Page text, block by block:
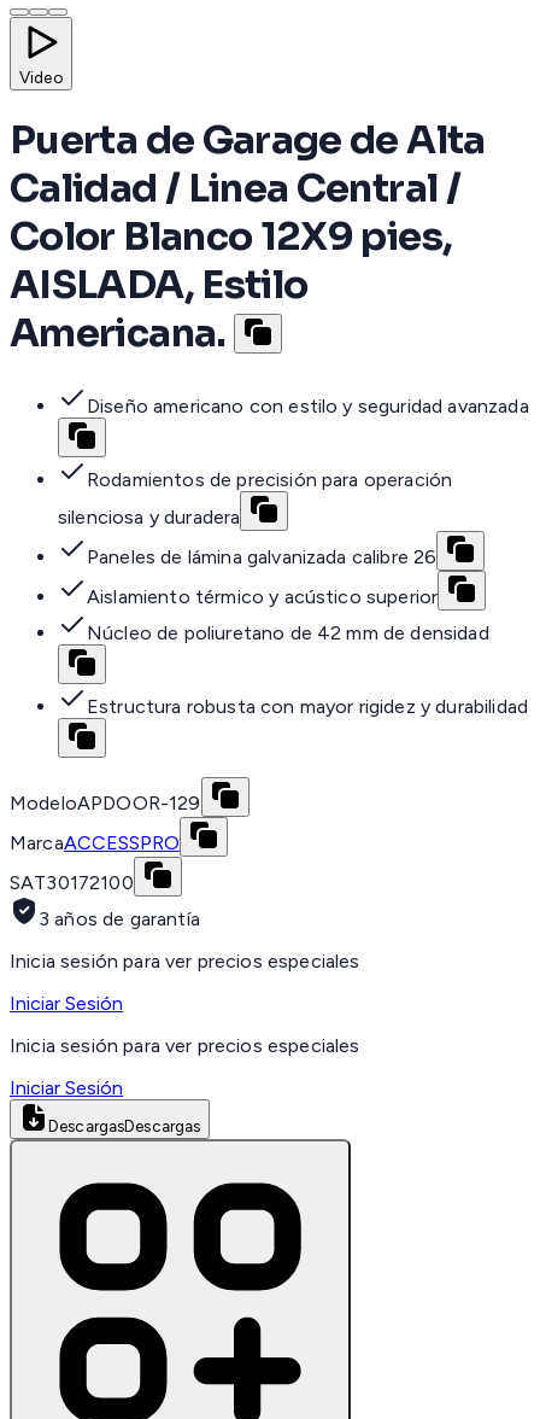
Video
Puerta de Garage de Alta
Calidad / Linea Central /
Color Blanco 12X9 pies,
AISLADA, Estilo
Americana.
Diseño americano con estilo y seguridad avanzada
Rodamientos de precisión para operación
silenciosa y duradera
Paneles de lámina galvanizada calibre 26
Aislamiento térmico y acústico superior
Núcleo de poliuretano de 42 mm de densidad
Estructura robusta con mayor rigidez y durabilidad
ModeloAPDOOR-129
MarcaACCESSPRO
SAT30172100
3 años de garantía
Inicia sesión para ver precios especiales
Iniciar Sesión
Inicia sesión para ver precios especiales
Iniciar Sesión
DescargasDescargas